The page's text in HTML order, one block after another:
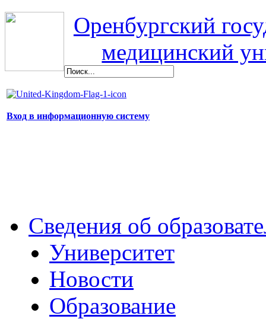
Оренбургский
медицинский
Вход в информационную систему
Сведения об
Университет
Новости
Образование